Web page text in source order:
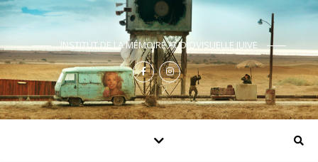
INSTITUT DE LA MÉMOIRE AUDIOVISUELLE JUIVE